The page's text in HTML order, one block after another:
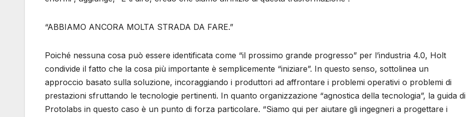
“ABBIAMO ANCORA MOLTA STRADA DA FARE.”
Poiché nessuna cosa può essere identificata come “il prossimo grande progresso” per l’industria 4.0, Holt
condivide il fatto che la cosa più importante è semplicemente “iniziare”. In questo senso, sottolinea un
approccio basato sulla soluzione, incoraggiando i produttori ad affrontare i problemi operativi o problemi di
prestazioni sfruttando le tecnologie pertinenti. In quanto organizzazione “agnostica della tecnologia”, la guida di
Protolabs in questo caso è un punto di forza particolare. “Siamo qui per aiutare gli ingegneri a progettare i